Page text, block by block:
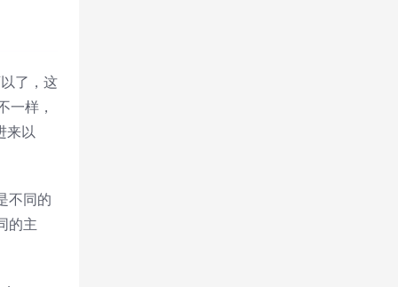
了，这
一样，
来以
不同的
的主